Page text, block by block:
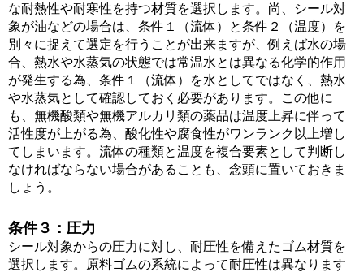
な耐熱性や耐寒性を持つ材質を選択します。尚、シール対
象が油などの場合は、条件１（流体）と条件２（温度）を
別々に捉えて選定を行うことが出来ますが、例えば水の場
合、熱水や水蒸気の状態では常温水とは異なる化学的作用
が発生する為、条件１（流体）を水としてではなく、熱水
や水蒸気として確認しておく必要があります。この他に
も、無機酸類や無機アルカリ類の薬品は温度上昇に伴って
活性度が上がる為、酸化性や腐食性がワンランク以上増し
てしまいます。流体の種類と温度を複合要素として判断し
なければならない場合があることも、念頭に置いておきま
しょう。
条件３：圧力
シール対象からの圧力に対し、耐圧性を備えたゴム材質を
選択します。原料ゴムの系統によって耐圧性は異なります